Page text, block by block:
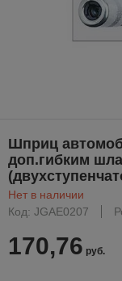
Шприц
доп.гибким
Нет в наличии
Код: JGAE0207
170,76 руб.